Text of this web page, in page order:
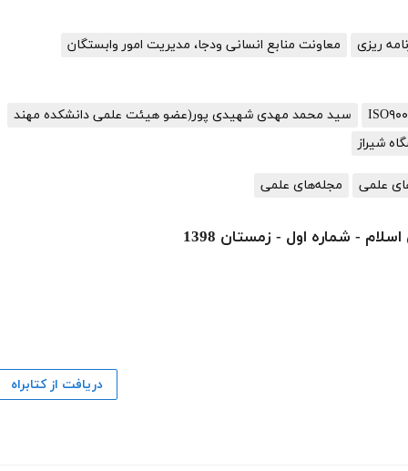
ریزی معاونت منابع انسانی ودجا، مدیریت امور وابستگان
سید محمد مهدی شهیدی پور(عضو هیئت علمی دانشکده مهند
شیراز
علمی مجله‌های علمی
- شماره اول - زمستان 1398
دریافت از کتابراه